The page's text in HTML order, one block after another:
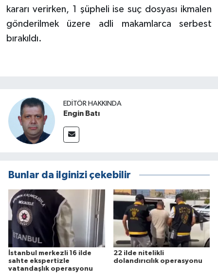
kararı verirken, 1 şüpheli ise suç dosyası ikmalen
gönderilmek üzere adli makamlarca serbest
bırakıldı.
EDITÖR HAKKINDA
Engin Batı
Bunlar da ilginizi çekebilir
İstanbul merkezli 16 ilde
sahte ekspertizle
vatandaşlık operasyonu
22 ilde nitelikli
dolandırıcılık operasyonu